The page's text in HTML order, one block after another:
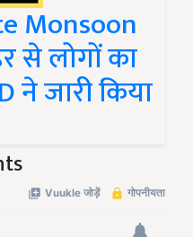
Monsoon
से लोगों का
ने जारी किया